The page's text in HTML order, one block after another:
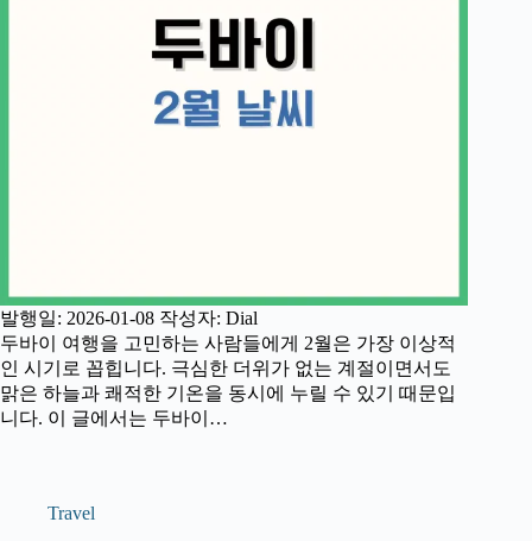
발행일: 2026-01-08 작성자: Dial
두바이 여행을 고민하는 사람들에게 2월은 가장 이상적
인 시기로 꼽힙니다. 극심한 더위가 없는 계절이면서도
맑은 하늘과 쾌적한 기온을 동시에 누릴 수 있기 때문입
니다. 이 글에서는 두바이…
Travel